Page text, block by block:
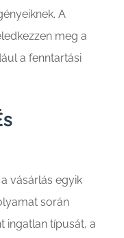
A
meg a
a fenntartási
vásárlás egyik
során
ingatlan típusát, a